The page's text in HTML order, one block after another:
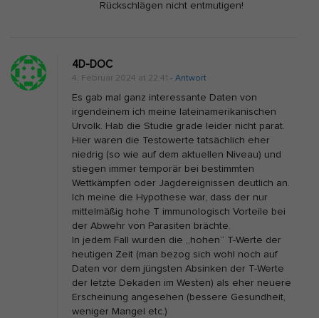
Rückschlägen nicht entmutigen!
4D-DOC
4. Februar 2024 at 22:41 - Antwort
Es gab mal ganz interessante Daten von
irgendeinem ich meine lateinamerikanischen
Urvolk. Hab die Studie grade leider nicht parat.
Hier waren die Testowerte tatsächlich eher
niedrig (so wie auf dem aktuellen Niveau) und
stiegen immer temporär bei bestimmten
Wettkämpfen oder Jagdereignissen deutlich an.
Ich meine die Hypothese war, dass der nur
mittelmäßig hohe T immunologisch Vorteile bei
der Abwehr von Parasiten brächte.
In jedem Fall wurden die „hohen“ T-Werte der
heutigen Zeit (man bezog sich wohl noch auf
Daten vor dem jüngsten Absinken der T-Werte
der letzte Dekaden im Westen) als eher neuere
Erscheinung angesehen (bessere Gesundheit,
weniger Mangel etc.)